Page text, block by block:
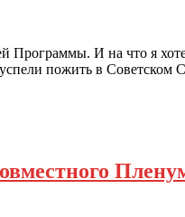
Программы. И на что я
пожить в